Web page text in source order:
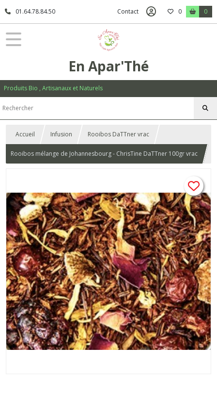
01.64.78.84.50 Contact 0 0
En Apar'Thé
Produits Bio , Artisanaux et Naturels
Accueil Infusion Rooibos DaTTner vrac
Rooibos mélange de Johannesbourg - ChrisTine DaTTner 100gr vrac